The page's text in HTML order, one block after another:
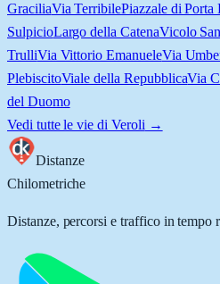
GraciliaVia TerribilePiazzale di Porta
SulpicioLargo della CatenaVicolo
TrulliVia Vittorio EmanueleVia
PlebiscitoViale della RepubblicaVia
del Duomo
Vedi tutte le vie di Veroli →
Distanze
Chilometriche
Distanze, percorsi e traffico in tempo